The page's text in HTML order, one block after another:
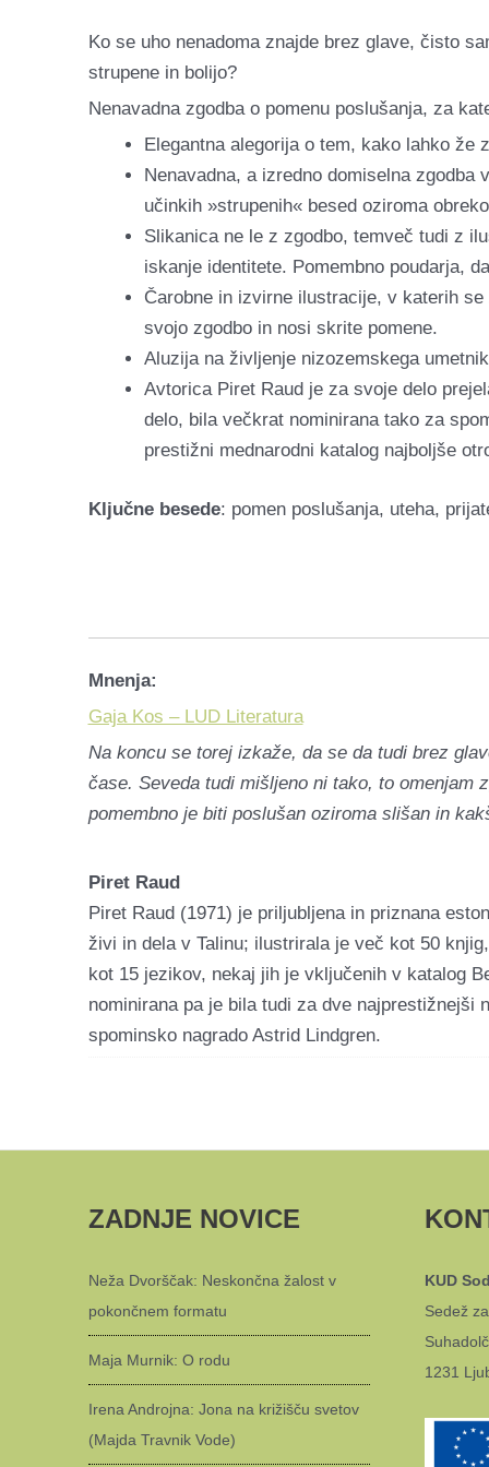
Ko se uho nenadoma znajde brez glave, čisto
strupene in bolijo?
Nenavadna zgodba o pomenu poslušanja, za
Elegantna alegorija o tem, kako lahko že
Nenavadna, a izredno domiselna
učinkih »strupenih« besed oziroma
Slikanica ne le z zgodbo, temveč tudi z
iskanje identitete. Pomembno poudarja,
Čarobne in izvirne ilustracije, v katerih
svojo zgodbo in nosi skrite pomene.
Aluzija na življenje nizozemskega
Avtorica Piret Raud je za svoje delo
delo, bila večkrat nominirana tako za
prestižni mednarodni katalog najboljše
Ključne besede: pomen poslušanja, uteha,
Mnenja:
Gaja Kos – LUD Literatura
Na koncu se torej izkaže, da se da tudi brez
čase. Seveda tudi mišljeno ni tako, to omenjam
pomembno je biti poslušan oziroma slišan in
Piret Raud
Piret Raud (1971) je priljubljena in priznana
živi in dela v Talinu; ilustrirala je več kot 50
kot 15 jezikov, nekaj jih je vključenih v katalog
nominirana pa je bila tudi za dve najprestižnejši
spominsko nagrado Astrid Lindgren.
ZADNJE NOVICE
Neža Dvorščak: Neskončna žalost v
pokončnem formatu
Maja Murnik: O rodu
Irena Androjna: Jona na križišču svetov
(Majda Travnik Vode)
KUD
Sedež
1231